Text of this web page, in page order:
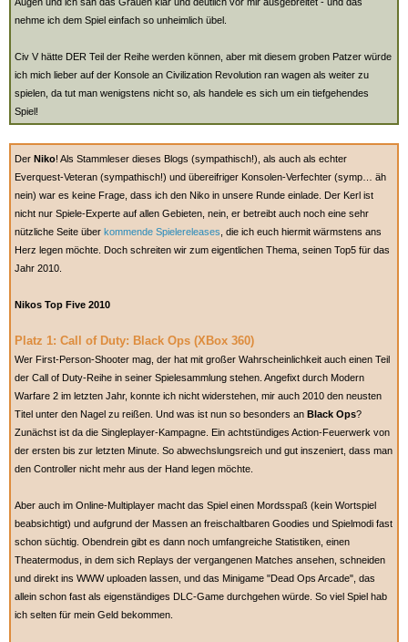
nehme ich dem Spiel einfach so unheimlich übel.
Civ V hätte DER Teil der Reihe werden können, aber mit diesem groben Patzer würde
ich mich lieber auf der Konsole an Civilization Revolution ran wagen als weiter zu
spielen, da tut man wenigstens nicht so, als handele es sich um ein tiefgehendes
Spiel!
Der Niko! Als Stammleser dieses Blogs (sympathisch!), als auch als echter
Everquest-Veteran (sympathisch!) und übereifriger Konsolen-Verfechter (symp… äh
nein) war es keine Frage, dass ich den Niko in unsere Runde einlade. Der Kerl ist
nicht nur Spiele-Experte auf allen Gebieten, nein, er betreibt auch noch eine sehr
nützliche Seite über kommende Spielereleases , die ich euch hiermit wärmstens ans
Herz legen möchte. Doch schreiten wir zum eigentlichen Thema, seinen Top5 für das
Jahr 2010.
Nikos Top Five 2010
Platz 1: Call of Duty: Black Ops (XBox 360)
Wer First-Person-Shooter mag, der hat mit großer Wahrscheinlichkeit auch einen Teil
der Call of Duty-Reihe in seiner Spielesammlung stehen. Angefixt durch Modern
Warfare 2 im letzten Jahr, konnte ich nicht widerstehen, mir auch 2010 den neusten
Titel unter den Nagel zu reißen. Und was ist nun so besonders an Black Ops?
Zunächst ist da die Singleplayer-Kampagne. Ein achtstündiges Action-Feuerwerk von
der ersten bis zur letzten Minute. So abwechslungsreich und gut inszeniert, dass man
den Controller nicht mehr aus der Hand legen möchte.
Aber auch im Online-Multiplayer macht das Spiel einen Mordsspaß (kein Wortspiel
beabsichtigt) und aufgrund der Massen an freischaltbaren Goodies und Spielmodi fast
schon süchtig. Obendrein gibt es dann noch umfangreiche Statistiken, einen
Theatermodus, in dem sich Replays der vergangenen Matches ansehen, schneiden
und direkt ins WWW uploaden lassen, und das Minigame "Dead Ops Arcade", das
allein schon fast als eigenständiges DLC-Game durchgehen würde. So viel Spiel hab
ich selten für mein Geld bekommen.